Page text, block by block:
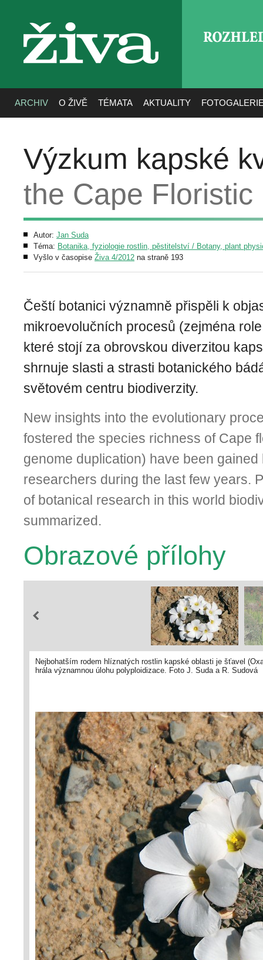
živa
ARCHIV O ŽIVĚ TÉMATA AKTUALITY
Výzkum kapské
the Cape Floristic
Autor: Jan Suda
Téma: Botanika, fyziologie rostlin, pěstitelství / Botany, plant
Vyšlo v časopise Živa 4/2012 na straně 193
Čeští botanici významně přispěli k
mikroevolučních procesů (zejména
které stojí za obrovskou diverzitou
shrnuje slasti a strasti botanického
světovém centru biodiverzity.
New insights into the evolutionary
fostered the species richness of Cape
genome duplica­tion) have been gained
researchers during the last few years.
of botanical research in this world
summarized.
Obrazové přílohy
Nejbohatším rodem hlíznatých rostlin kapské oblasti je šťavel
hrála významnou úlohu polyploidizace. Foto J. Suda a R. Sudová